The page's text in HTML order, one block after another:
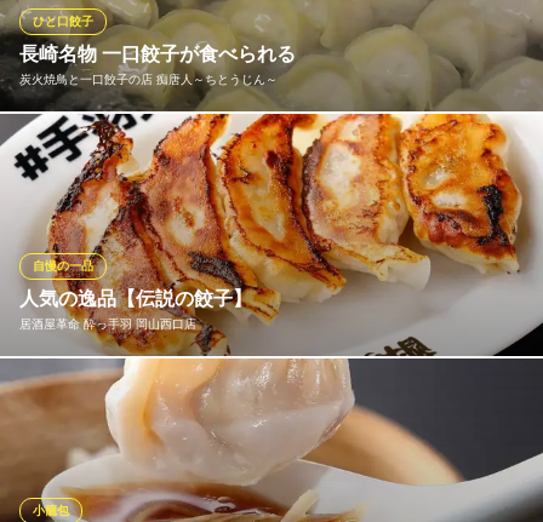
中華ダイニング 餃子屋台
ホテルエクセル直営中華
ＪＲ岡山駅 車5分
岡山県岡山市北区石関町5-1 ホテルエクセル岡山B1
長崎名物 一口餃子が食べられる
炭火焼鳥と一口餃子の店 痴唐人～ちとうじん～
ひと口餃子
当店の一口餃子は、お店でひとつずつ手作り。食べ方はそのまま
でもOK！ 餃子のタレや、柚子こしょうをつけると味の変化も他の
島升。 女性の方でも1人前をぺロッと食べれる食べ過ぎ注意の絶
品一口餃子です。
炭火焼鳥と一口餃子の店 痴唐人～ちとうじん～
焼鳥と餃子・居酒屋
ＪＲ山陽本線北長瀬駅 徒歩18分
岡山県岡山市北区今3-9-18 ホワイトピア武田1F
人気の逸品【伝説の餃子】
居酒屋革命 酔っ手羽 岡山西口店
自慢の一品
自慢の餃子をお試しあれ！表面はパリパリ、周りはモチッとした
食感抜群の皮に、秘伝のレシピで味付けした具だくさんのジュー
シーな餡がたっぷり◎ぜひお召し上がりください！
居酒屋革命 酔っ手羽 岡山西口店
小籠包